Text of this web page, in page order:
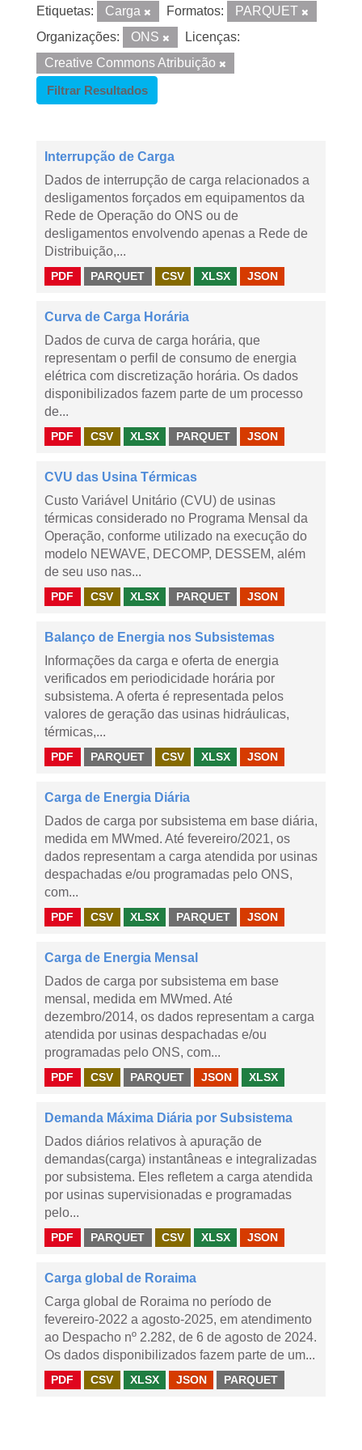
Etiquetas: Carga Formatos:
PARQUET
Organizações:
ONS
Licenças:
Creative Commons Atribuição
Filtrar Resultados
Interrupção de Carga
Dados de interrupção de carga relacionados a
desligamentos forçados em equipamentos da
Rede de Operação do ONS ou de
desligamentos envolvendo apenas a Rede de
Distribuição,...
PDF PARQUET CSV XLSX JSON
Curva de Carga Horária
Dados de curva de carga horária, que
representam o perfil de consumo de energia
elétrica com discretização horária. Os dados
disponibilizados fazem parte de um processo
de...
PDF CSV XLSX PARQUET JSON
CVU das Usina Térmicas
Custo Variável Unitário (CVU) de usinas
térmicas considerado no Programa Mensal da
Operação, conforme utilizado na execução do
modelo NEWAVE, DECOMP, DESSEM, além
de seu uso nas...
PDF CSV XLSX PARQUET JSON
Balanço de Energia nos Subsistemas
Informações da carga e oferta de energia
verificados em periodicidade horária por
subsistema. A oferta é representada pelos
valores de geração das usinas hidráulicas,
térmicas,...
PDF PARQUET CSV XLSX JSON
Carga de Energia Diária
Dados de carga por subsistema em base diária,
medida em MWmed. Até fevereiro/2021, os
dados representam a carga atendida por usinas
despachadas e/ou programadas pelo ONS,
com...
PDF CSV XLSX PARQUET JSON
Carga de Energia Mensal
Dados de carga por subsistema em base
mensal, medida em MWmed. Até
dezembro/2014, os dados representam a carga
atendida por usinas despachadas e/ou
programadas pelo ONS, com...
PDF CSV PARQUET JSON XLSX
Demanda Máxima Diária por Subsistema
Dados diários relativos à apuração de
demandas(carga) instantâneas e integralizadas
por subsistema. Eles refletem a carga atendida
por usinas supervisionadas e programadas
pelo...
PDF PARQUET CSV XLSX JSON
Carga global de Roraima
Carga global de Roraima no período de
fevereiro-2022 a agosto-2025, em atendimento
ao Despacho nº 2.282, de 6 de agosto de 2024.
Os dados disponibilizados fazem parte de um...
PDF CSV XLSX JSON PARQUET